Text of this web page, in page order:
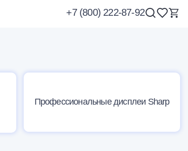
+7 (800) 222-87-92
Профессиональные дисплеи Sharp